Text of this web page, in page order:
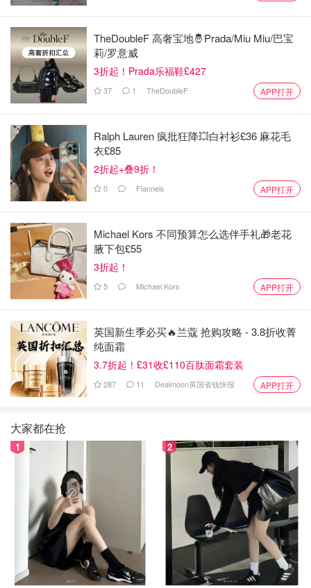
❺拍瓜的响声和手感
拍一下西瓜，听一下声音是怎么样的？
比较沉闷的声音🔊是熟的，清脆的是生的
拍的时候，手感是震动📳的，觉得有点空洞🕳️
有这种空谷回音的感觉的，是沙囊的😁
但品种是厚皮的瓜也会沙囊，皮厚拍起来就感觉不到空谷回
声😅那就多拍几个
这次我挑的就是皮厚的品种，拍不太出来效果😏
拍了👏好几个，选了一个综合指数较好的🥰
幸好回来切开也还行😊✌️
TheDoubleF 高奢宝地🤴Prada/Miu Miu/巴宝
莉/罗意威
3折起！Prada乐福鞋£427
37 1 TheDoubleF APP打开
Ralph Lauren 疯批狂降💥白衬衫£36 麻花毛
衣£85
2折起+叠9折！
0 Flannels APP打开
Michael Kors 不同预算怎么选伴手礼🎁老花
腋下包£55
3折起！
5 Michael Kors APP打开
英国新生季必买🔥兰蔻 抢购攻略 - 3.8折收菁
纯面霜
3.7折起！£31收£110百肽面霜套装
287 11 Dealmoon英国省钱快报 APP打开
大家都在抢
1 2